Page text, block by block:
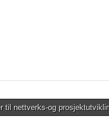
til nettverks-og